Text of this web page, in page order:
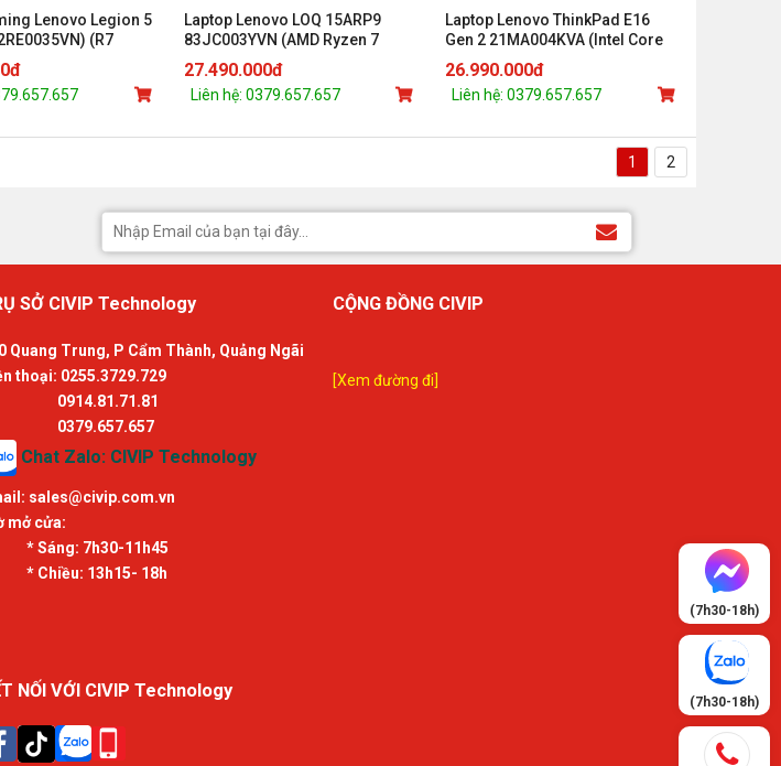
(7h30-18h)
(7h30-18h)
Lenovo Legion 5
(R7
RTX 3050
FHD/Win 11/3Y)
Laptop Lenovo LOQ 15ARP9
83JC003YVN (AMD Ryzen 7
7435HS/ 24GB/ 512GB/ RTX
4060 8GB/ 15.6 inch FHD/ Win
11/ Xám)
27.490.000đ
Liên hệ: 0379.657.657
Laptop Lenovo ThinkPad E16
Gen 2 21MA004KVA (Intel Core
Ultra 7 155H/16GB/ 512GB /Intel
Arc/16 inch WUXGA/NoOS/Đen)
26.990.000đ
Liên hệ: 0379.657.657
1 2
SỞ CIVIP Technology
Quang Trung, P Cẩm Thành, Quảng Ngãi
thoại: 0255.3729.729
Chat Zalo: CIVIP Technology
sales@civip.com.vn
mở cửa:
* Sáng: 7h30-11h45
* Chiều: 13h15- 18h
CỘNG ĐỒNG CIVIP
[Xem đường đi]
NỐI VỚI CIVIP Technology